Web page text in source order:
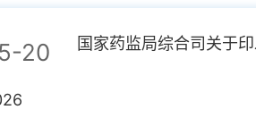
20 国家药监局综合司关于